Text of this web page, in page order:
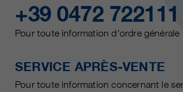
+39 0472 722111
Pour toute information d'ordre générale
SERVICE APRÈS-VENTE
Pour toute information concernant le